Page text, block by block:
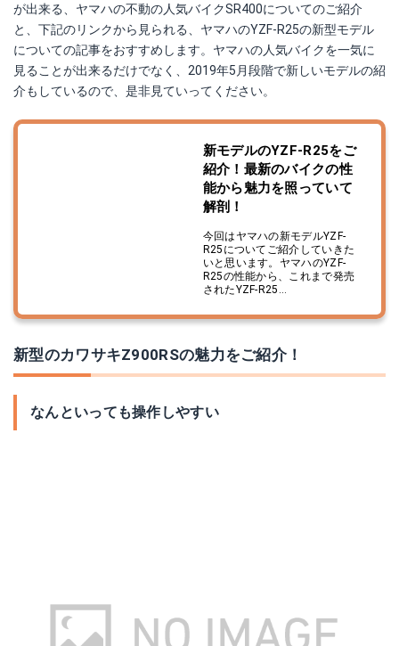
が出来る、ヤマハの不動の人気バイクSR400についてのご紹介
と、下記のリンクから見られる、ヤマハのYZF-R25の新型モデル
についての記事をおすすめします。ヤマハの人気バイクを一気に
見ることが出来るだけでなく、2019年5月段階で新しいモデルの紹
介もしているので、是非見ていってください。
新モデルのYZF-R25をご
紹介！最新のバイクの性
能から魅力を照っていて
解剖！
今回はヤマハの新モデルYZF-
R25についてご紹介していきた
いと思います。ヤマハのYZF-
R25の性能から、これまで発売
されたYZF-R25...
新型のカワサキZ900RSの魅力をご紹介！
なんといっても操作しやすい